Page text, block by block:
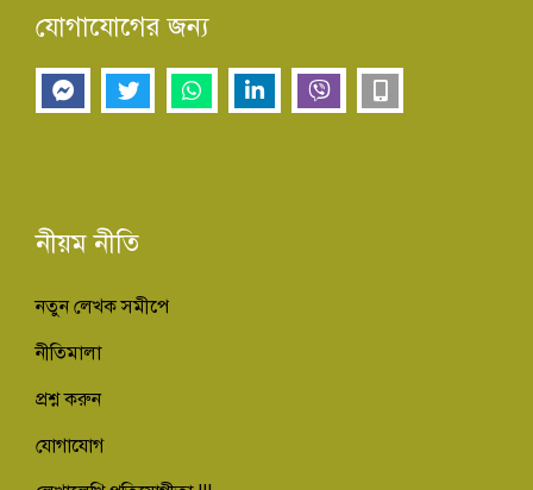
যোগাযোগের জন্য
নীয়ম নীতি
নতুন লেখক সমীপে
নীতিমালা
প্রশ্ন করুন
যোগাযোগ